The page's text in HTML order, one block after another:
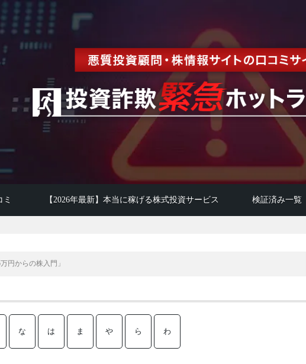
ミ 【2026年最新】本当に稼げる株式投資サービス 検証済み一覧
円からの株入門」
な は ま や ら わ